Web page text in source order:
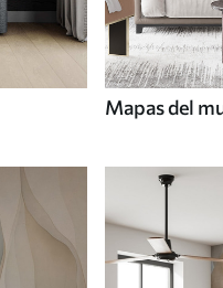
Mapas del